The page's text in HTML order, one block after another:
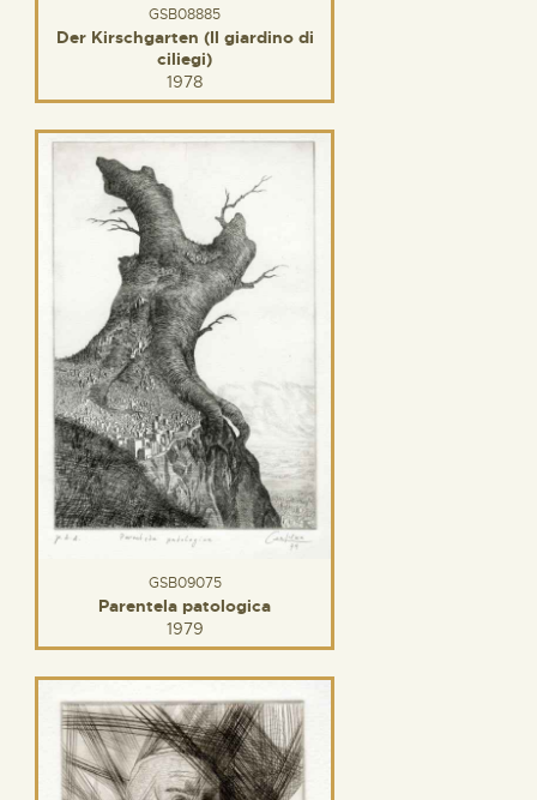
GSB08885
Der Kirschgarten (Il giardino di
ciliegi)
1978
GSB09075
Parentela patologica
1979